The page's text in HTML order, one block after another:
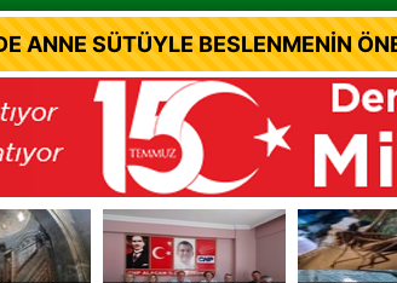
ANNE SÜTÜYLE BESLENMENİN